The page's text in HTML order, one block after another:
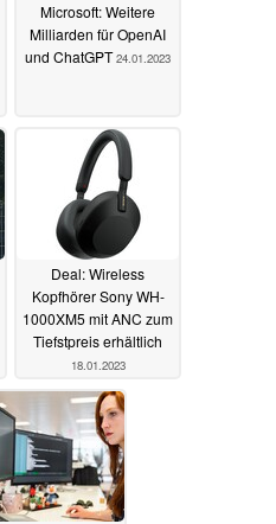
Microsoft: Weitere
Milliarden für OpenAI
und ChatGPT24.01.2023
Deal: Wireless
Kopfhörer Sony WH-
1000XM5 mit ANC zum
Tiefstpreis erhältlich
18.01.2023